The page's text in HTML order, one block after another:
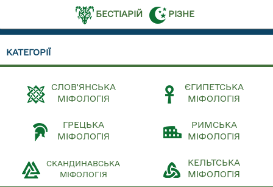
БЕСТІАРІЙ РІЗНЕ
КАТЕГОРІЇ
СЛОВ'ЯНСЬКА
МІФОЛОГІЯ
ЄГИПЕТСЬКА
МІФОЛОГІЯ
ГРЕЦЬКА
МІФОЛОГІЯ
РИМСЬКА
МІФОЛОГІЯ
СКАНДИНАВСЬКА
МІФОЛОГІЯ
КЕЛЬТСЬКА
МІФОЛОГІЯ